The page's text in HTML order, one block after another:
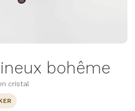
bohême
cristal